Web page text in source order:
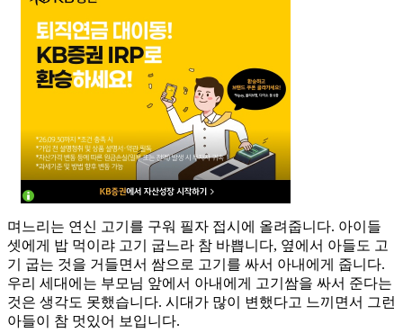
며느리는 연신 고기를 구워 필자 접시에 올려줍니다. 아이들
셋에게 밥 먹이랴 고기 굽느라 참 바쁩니다, 옆에서 아들도 고
기 굽는 것을 거들면서 쌈으로 고기를 싸서 아내에게 줍니다.
우리 세대에는 부모님 앞에서 아내에게 고기쌈을 싸서 준다는
것은 생각도 못했습니다. 시대가 많이 변했다고 느끼면서 그런
아들이 참 멋있어 보입니다.